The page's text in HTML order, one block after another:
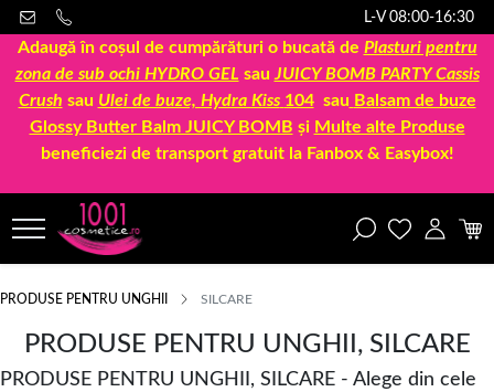
L-V 08:00-16:30
Adaugă în coșul de cumpărături o bucată de Plasturi pentru
zona de sub ochi HYDRO GEL sau JUICY BOMB PARTY Cassis
Crush sau Ulei de buze, Hydra Kiss 104sau Balsam de buze
Glossy Butter Balm JUICY BOMB și Multe alte Produse
beneficiezi de transport gratuit la Fanbox & Easybox!
PRODUSE PENTRU UNGHII SILCARE
PRODUSE PENTRU UNGHII, SILCARE
PRODUSE PENTRU UNGHII, SILCARE - Alege din cele